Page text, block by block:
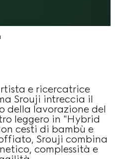
e ricercatrice
Srouji intreccia il
della lavorazione del
leggero in "Hybrid
cesti di bambù e
Srouji combina
complessità e